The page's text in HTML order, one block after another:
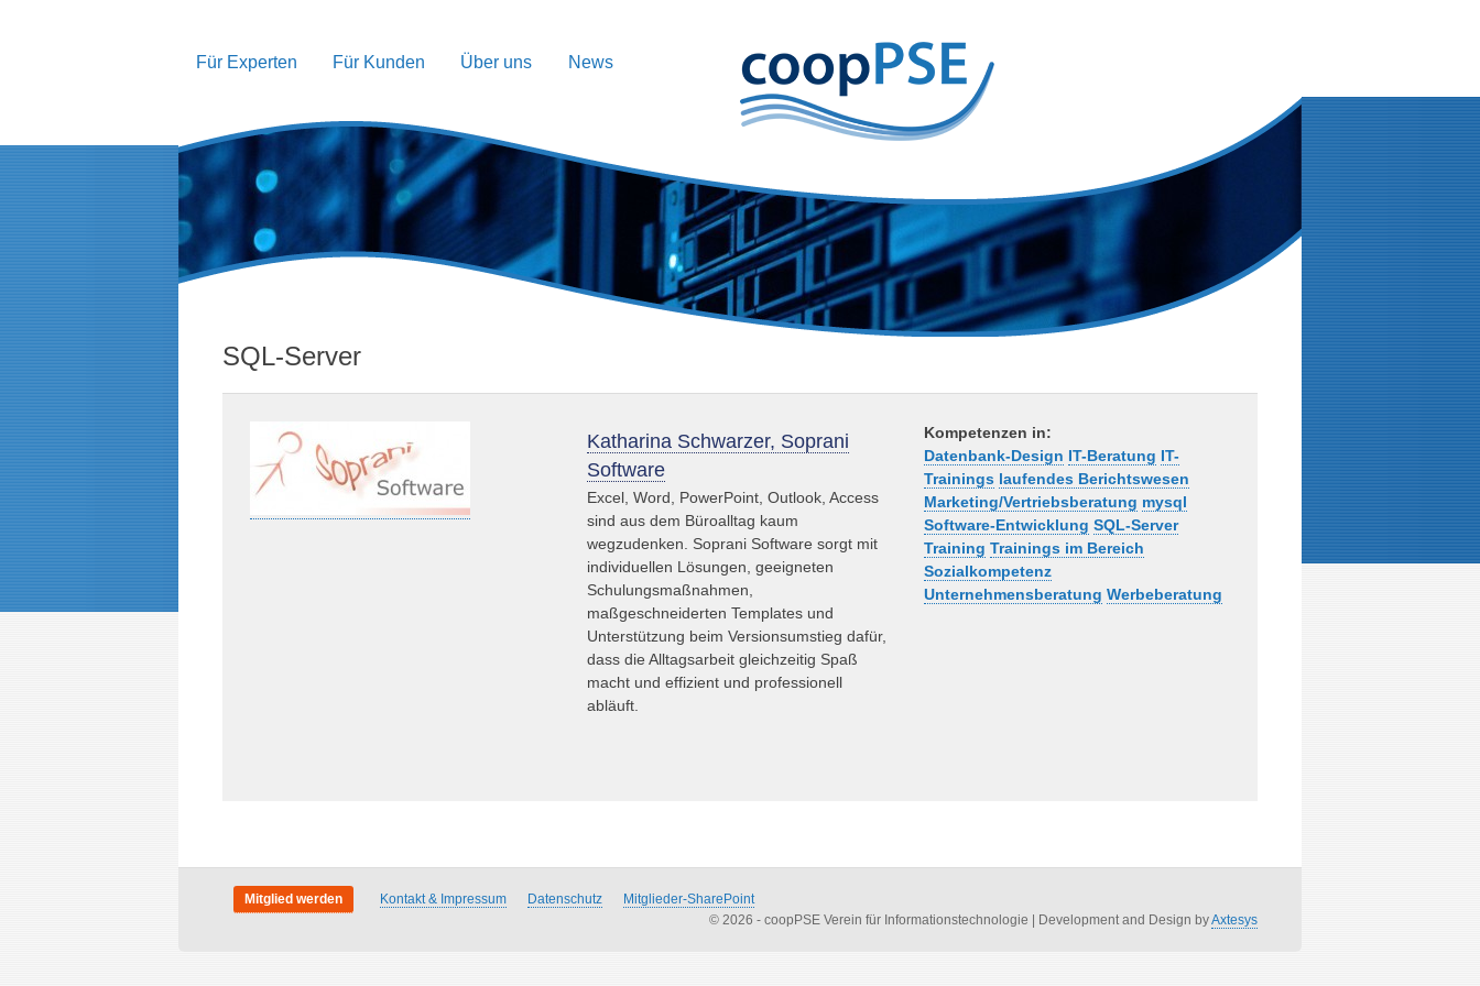
Für Experten Für Kunden Über uns News
SQL-Server
Katharina Schwarzer, Soprani
Software
Excel, Word, PowerPoint, Outlook, Access
sind aus dem Büroalltag kaum
wegzudenken. Soprani Software sorgt mit
individuellen Lösungen, geeigneten
Schulungsmaßnahmen,
maßgeschneiderten Templates und
Unterstützung beim Versionsumstieg dafür,
dass die Alltagsarbeit gleichzeitig Spaß
macht und effizient und professionell
abläuft.
Kompetenzen in:
Datenbank-Design IT-Beratung IT-
Trainings laufendes Berichtswesen
Marketing/Vertriebsberatung mysql
Software-Entwicklung SQL-Server
Training Trainings im Bereich
Sozialkompetenz
Unternehmensberatung Werbeberatung
Mitglied werden Kontakt & Impressum Datenschutz
Mitglieder-SharePoint
© 2026 - coopPSE Verein für Informationstechnologie
Development and Design byAxtesys